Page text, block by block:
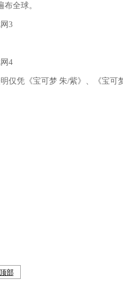
全球。
仅凭《宝可梦 朱/紫》、《宝
部